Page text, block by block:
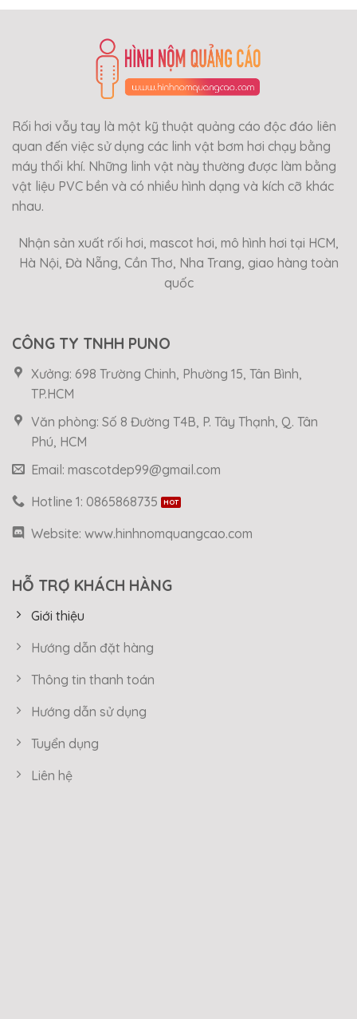
Rối hơi vẫy tay là một kỹ thuật quảng cáo độc đáo liên
quan đến việc sử dụng các linh vật bơm hơi chạy bằng
máy thổi khí. Những linh vật này thường được làm bằng
vật liệu PVC bền và có nhiều hình dạng và kích cỡ khác
nhau.
Nhận sản xuất rối hơi, mascot hơi, mô hình hơi tại HCM,
Hà Nội, Đà Nẵng, Cần Thơ, Nha Trang, giao hàng toàn
quốc
CÔNG TY TNHH PUNO
Xưởng: 698 Trường Chinh, Phường 15, Tân Bình,
TP.HCM
Văn phòng: Số 8 Đường T4B, P. Tây Thạnh, Q. Tân
Phú, HCM
Email: mascotdep99@gmail.com
Hotline 1: 0865868735
Website: www.hinhnomquangcao.com
HỖ TRỢ KHÁCH HÀNG
Giới thiệu
Hướng dẫn đặt hàng
Thông tin thanh toán
Hướng dẫn sử dụng
Tuyển dụng
Liên hệ